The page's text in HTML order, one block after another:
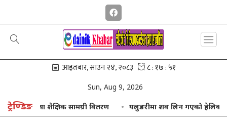
Sun, Aug 9, 2026
ट्रेण्डिङतथा शैक्षिक सामग्री वितरण यलुङरीमा शव लिन गएको हेलिकप्टर